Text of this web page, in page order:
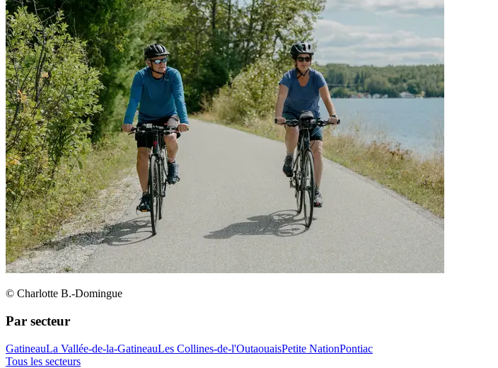
© Charlotte B.-Domingue
Par secteur
GatineauLa Vallée-de-la-GatineauLes Collines-de-l'OutaouaisPetite NationPontiac
Tous les secteurs